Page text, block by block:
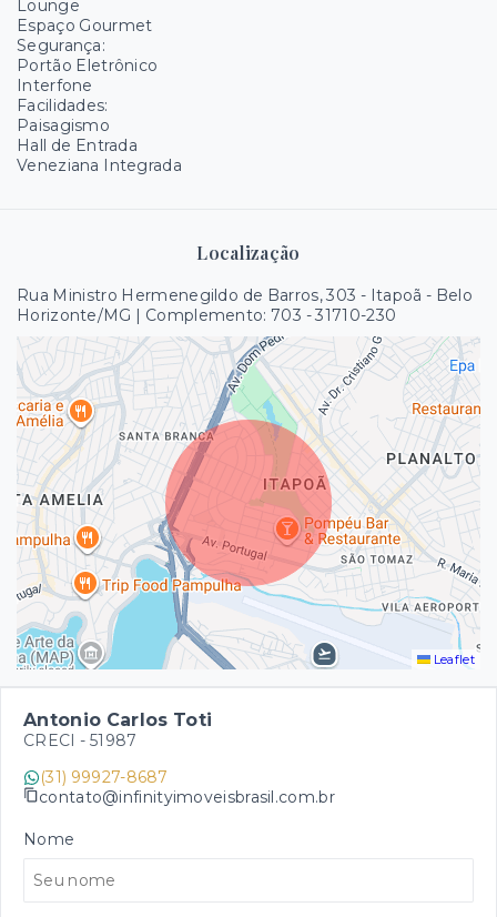
Lounge
Espaço Gourmet
Segurança:
Portão Eletrônico
Interfone
Facilidades:
Paisagismo
Hall de Entrada
Veneziana Integrada
Localização
Rua Ministro Hermenegildo de Barros, 303 - Itapoã - Belo
Horizonte/MG | Complemento: 703 - 31710-230
Leaflet
Antonio Carlos Toti
CRECI - 51987
(31) 99927-8687
contato@infinityimoveisbrasil.com.br
Nome